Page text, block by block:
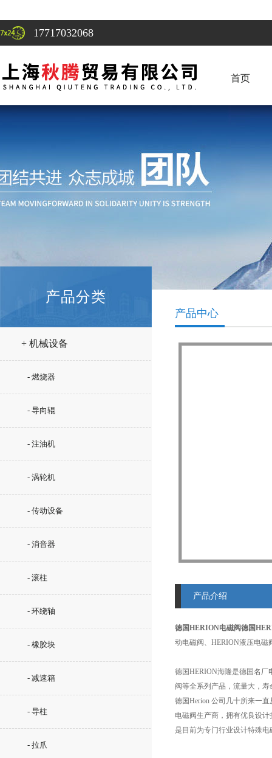
17717032068
首页
产品分类
+ 机械设备
- 燃烧器
- 导向辊
- 注油机
- 涡轮机
- 传动设备
- 消音器
- 滚柱
- 环绕轴
- 橡胶块
- 减速箱
- 导柱
- 拉爪
产品中心
产品介绍
德国HERION电磁阀德国
动电磁阀、HERION液压电
德国HERION海隆是德国名厂
阀等全系列产品，流量大，
德国Herion 公司几十所来一
电磁阀生产商，拥有优良设
是目前为专门行业设计特殊